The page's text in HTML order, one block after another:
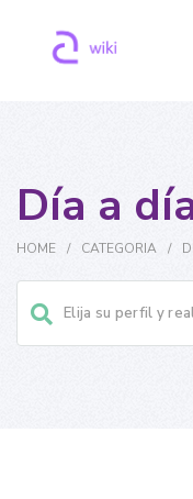
Día a
HOME / CATEGORIA /